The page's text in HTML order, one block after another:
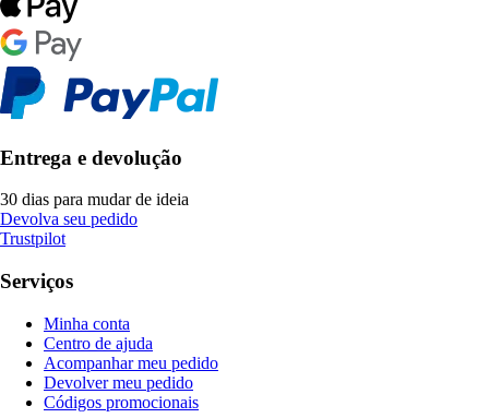
Entrega e devolução
30 dias para mudar de ideia
Devolva seu pedido
Trustpilot
Serviços
Minha conta
Centro de ajuda
Acompanhar meu pedido
Devolver meu pedido
Códigos promocionais